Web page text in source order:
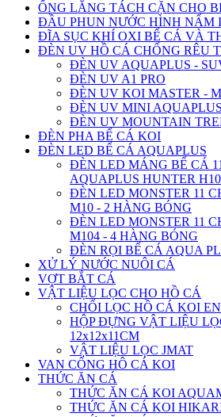
ỐNG LẮNG TÁCH CẶN CHO
ĐẦU PHUN NƯỚC HÌNH NẤM
ĐĨA SỤC KHÍ OXI BỂ CÁ VÀ
ĐÈN UV HỒ CÁ CHỐNG RÊU
ĐÈN UV AQUAPLUS -
ĐÈN UV A1 PRO
ĐÈN UV KOI MASTER -
ĐÈN UV MINI AQUAPLUS
ĐÈN UV MOUNTAIN
ĐÈN PHA BỂ CÁ KOI
ĐÈN LED BỂ CÁ AQUAPLUS
ĐÈN LED MÁNG BỂ CÁ
AQUAPLUS HUNTER H10
ĐÈN LED MONSTER 11
M10 - 2 HÀNG BÓNG
ĐÈN LED MONSTER 11
M104 - 4 HÀNG BÓNG
ĐÈN RỌI BỂ CÁ AQUA
XỬ LÝ NƯỚC NUÔI CÁ
VỢT BẮT CÁ
VẬT LIỆU LỌC CHO HỒ CÁ
CHỔI LỌC HỒ CÁ KOI
HỘP ĐỰNG VẬT LIỆU
12x12x11CM
VẬT LIỆU LỌC JMAT
VAN CỔNG HÔ CÁ KOI
THỨC ĂN CÁ
THỨC ĂN CÁ KOI
THỨC ĂN CÁ KOI